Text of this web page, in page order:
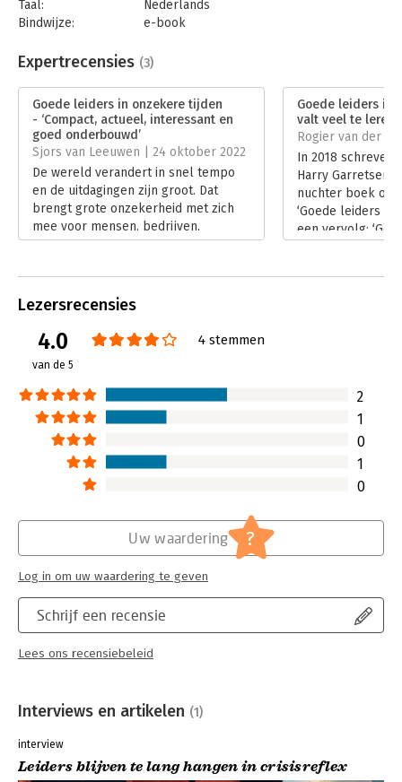
Taal:
Nederlands
Bindwijze:
e-book
Bestandsformaat:
epub
Uitgever:
Business Contact
Druk:
1
Verschijningsdatum:
2-11-2022
Hoofdrubriek: Leiderschap
Expertrecensies (3)
Goede leiders in onzekere tijden
- ‘Compact, actueel, interessant en
goed onderbouwd’
Sjors van Leeuwen | 24 oktober 2022
De wereld verandert in snel tempo
en de uitdagingen zijn groot. Dat
brengt grote onzekerheid met zich
mee voor mensen, bedrijven,
instellingen én politiek. Wat opvalt is
lijken te worden door slecht
functionerende leiders. Meer dan ooit
perspectief kunnen bieden. Hoe dat
soort leiderschap er uitziet lees je in
‘Goede leiders in onzekere tijden’.
Lees verder
Goede leiders in
valt veel te leren
Rogier van der
In 2018 schreven
Harry Garretsen
nuchter boek
‘Goede leiders
een vervolg:
Lezersrecensies
4.0
van de 5
4 stemmen
2
1
0
1
0
Schrijf een recensie
Lees ons recensiebeleid
Uw waardering ?
Log in om uw waardering te geven
Interviews en artikelen (1)
interview
Leiders blijven te lang hangen in crisisreflex